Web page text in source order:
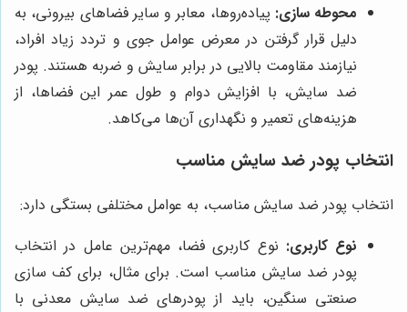
محوطه سازی: پیاده‌روها، معابر و سایر فضاهای بیرونی، به
دلیل قرار گرفتن در معرض عوامل جوی و تردد زیاد افراد،
نیازمند مقاومت بالایی در برابر سایش و ضربه هستند. پودر
ضد سایش، با افزایش دوام و طول عمر این فضاها، از
هزینه‌های تعمیر و نگهداری آن‌ها می‌کاهد.
انتخاب پودر ضد سایش مناسب
انتخاب پودر ضد سایش مناسب، به عوامل مختلفی بستگی دارد:
نوع کاربری: نوع کاربری فضا، مهم‌ترین عامل در انتخاب
پودر ضد سایش مناسب است. برای مثال، برای کف سازی
صنعتی سنگین، باید از پودرهای ضد سایش معدنی با